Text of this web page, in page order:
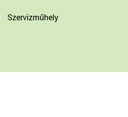
Szervizműhely